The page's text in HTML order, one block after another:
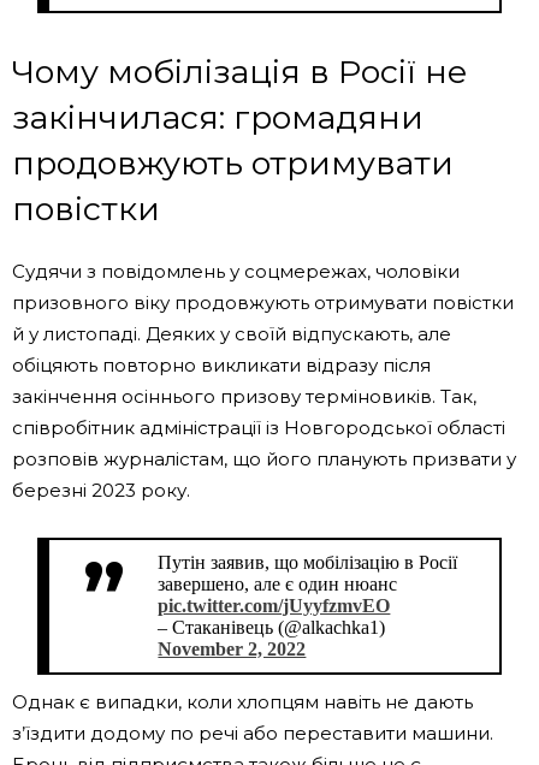
Чому мобілізація в Росії не
закінчилася: громадяни
продовжують отримувати
повістки
Судячи з повідомлень у соцмережах, чоловіки
призовного віку продовжують отримувати повістки
й у листопаді. Деяких у своїй відпускають, але
обіцяють повторно викликати відразу після
закінчення осіннього призову терміновиків. Так,
співробітник адміністрації із Новгородської області
розповів журналістам, що його планують призвати у
березні 2023 року.
Путін заявив, що мобілізацію в Росії
завершено, але є один нюанс
pic.twitter.com/jUyyfzmvEO
– Стаканівець (@alkachka1)
November 2, 2022
Однак є випадки, коли хлопцям навіть не дають
з’їздити додому по речі або переставити машини.